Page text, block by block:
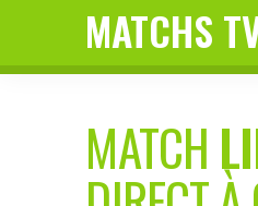
MATCHS
MATCH